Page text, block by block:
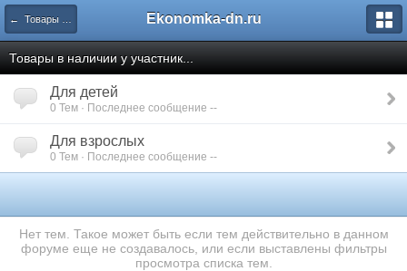
← Товары в наличии Ekonomka-dn.ru
Товары в наличии у участник...
Для детей
0 Тем · Последнее сообщение --
Для взрослых
0 Тем · Последнее сообщение --
Нет тем. Такое может быть если тем действительно в данном
форуме еще не создавалось, или если выставлены фильтры
просмотра списка тем.